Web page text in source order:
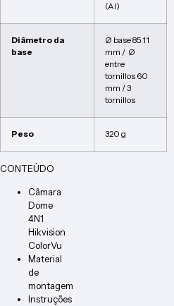
(Al)
Diâmetro da
base
Ø base 85.11
mm / Ø
entre
tornillos 60
mm / 3
tornillos
Peso 320 g
CONTEÚDO
Câmara
Dome
4N1
Hikvision
ColorVu
Material
de
montagem
Instruções